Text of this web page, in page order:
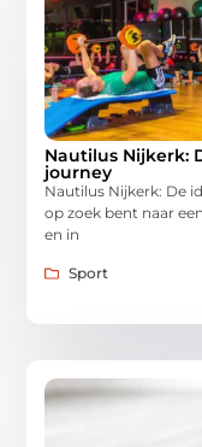
Nautilus Nijkerk:
journey
Nautilus Nijkerk: De
op zoek bent naar
en in
Sport